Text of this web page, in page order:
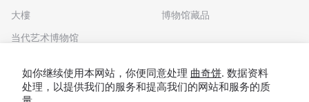
大樓
当代艺术博物馆
博物馆藏品
如你继续使用本网站，你便同意处理 曲奇饼. 数据资料
处理，以提供我们的服务和提高我们的网站和服务的质